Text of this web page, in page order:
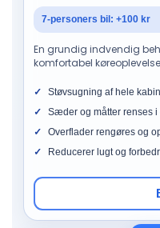
7-personers bil: +100 kr
En grundig indvendig
komfortabel
Støvsugning af hele
Sæder og måtter renses i
Overflader rengøres og
Reducerer lugt og